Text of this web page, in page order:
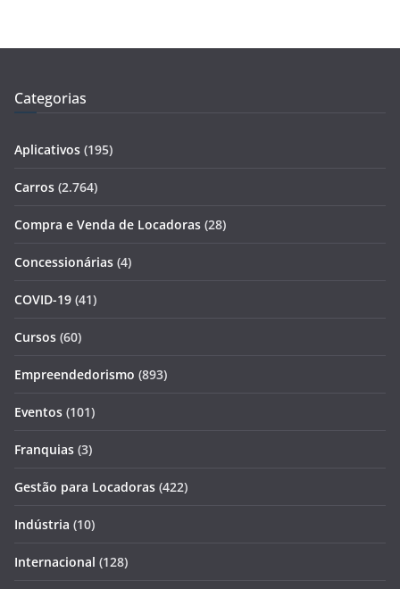
Categorias
Aplicativos (195)
Carros (2.764)
Compra e Venda de Locadoras (28)
Concessionárias (4)
COVID-19 (41)
Cursos (60)
Empreendedorismo (893)
Eventos (101)
Franquias (3)
Gestão para Locadoras (422)
Indústria (10)
Internacional (128)